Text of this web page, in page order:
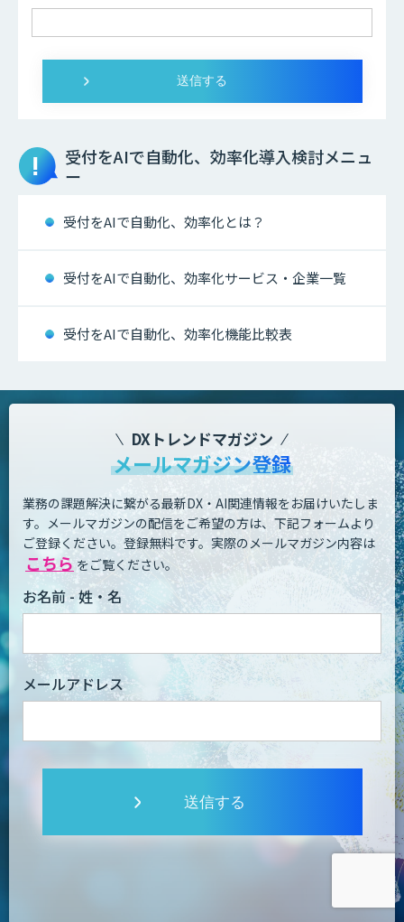
受付をAIで自動化、効率化導入検討メニュ
ー
受付をAIで自動化、効率化とは？
受付をAIで自動化、効率化サービス・企業一覧
受付をAIで自動化、効率化機能比較表
DXトレンドマガジン
メールマガジン登録
業務の課題解決に繋がる最新DX・AI関連情報をお届けいたしま
す。 メールマガジンの配信をご希望の方は、下記フォームより
ご登録ください。登録無料です。 実際のメールマガジン内容は
こちら をご覧ください。
お名前 - 姓・名
メールアドレス
送信する